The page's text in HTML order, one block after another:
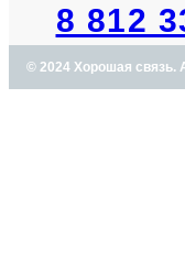
8 812
© 2024 Хорошая связь.